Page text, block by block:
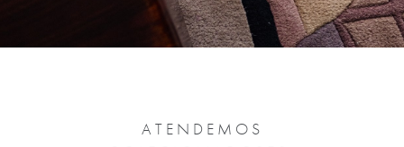
ATENDEMOS